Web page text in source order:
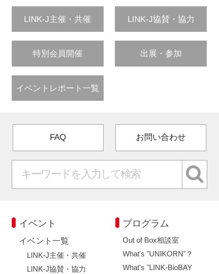
LINK-J主催・共催 LINK-J協賛・協力
特別会員開催 出展・参加
イベントレポート一覧
FAQ お問い合わせ
イベント
イベント一覧
LINK-J主催・共催
LINK-J協賛・協力
プログラム
Out of Box相談室
What's "UNIKORN"？
What's "LINK-BioBAY